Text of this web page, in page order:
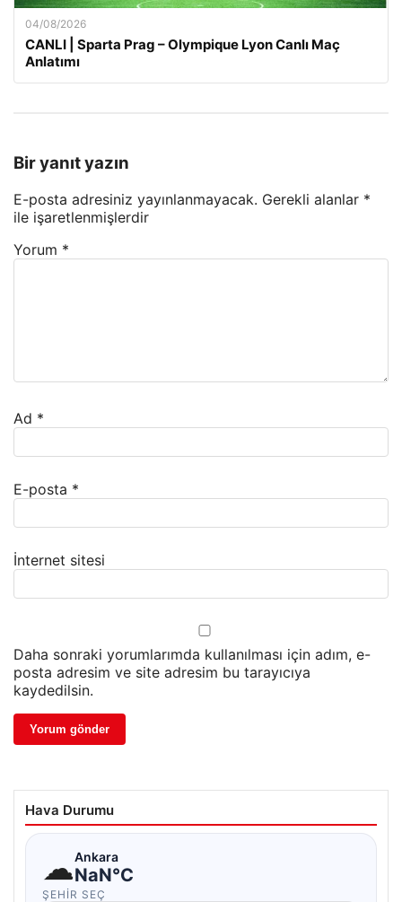
04/08/2026
CANLI | Sparta Prag – Olympique Lyon Canlı Maç
Anlatımı
Bir yanıt yazın
E-posta adresiniz yayınlanmayacak. Gerekli alanlar *
ile işaretlenmişlerdir
Yorum *
Ad *
E-posta *
İnternet sitesi
Daha sonraki yorumlarımda kullanılması için adım, e-
posta adresim ve site adresim bu tarayıcıya
kaydedilsin.
Hava Durumu
☁Ankara
NaN°C
ŞEHIR SEÇ